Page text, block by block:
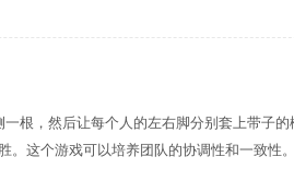
根，然后让每个人的左右脚分别套上带子的
这个游戏可以培养团队的协调性和一致性。